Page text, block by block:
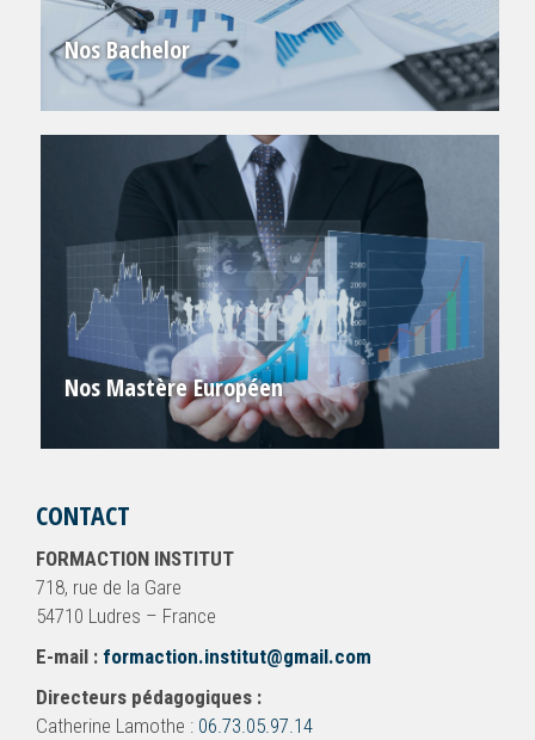
Nos Bachelor
Nos Mastère Européen
CONTACT
FORMACTION INSTITUT
718, rue de la Gare
54710 Ludres – France
E-mail : formaction.institut@gmail.com
Directeurs pédagogiques :
Catherine Lamothe : 06.73.05.97.14